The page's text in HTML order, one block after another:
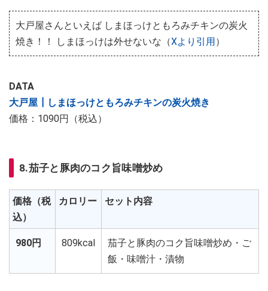
大戸屋さんといえば しまほっけともろみチキンの炭火
焼き！！ しまほっけは外せないな（Xより引用 ）
DATA
大戸屋┃しまほっけともろみチキンの炭火焼き
価格：1090円（税込）
8.茄子と豚肉のコク旨味噌炒め
価格（税
込）
カロリー セット内容
980円 809kcal
茄子と豚肉のコク旨味噌炒め・ご
飯・味噌汁・漬物